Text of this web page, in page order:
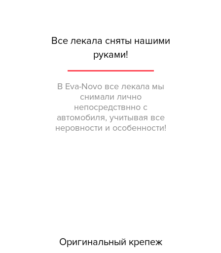
Все лекала сняты нашими
руками!
В Eva-Novo все лекала мы
снимали лично
непосредствнно с
автомобиля, учитывая все
неровности и особенности!
Оригинальный крепеж